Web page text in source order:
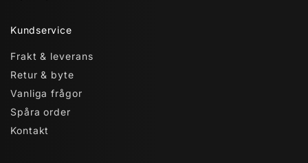
Kundservice
Frakt & leverans
Retur & byte
Vanliga frågor
Spåra order
Kontakt